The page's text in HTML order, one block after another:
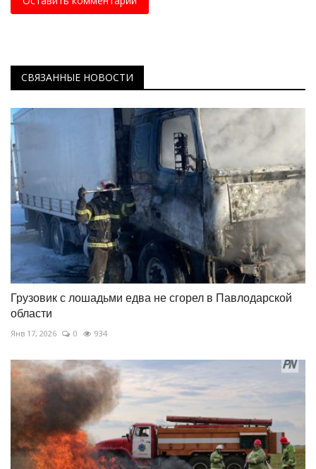
СВЯЗАННЫЕ НОВОСТИ
Грузовик с лошадьми едва не сгорел в Павлодарской
области
Янв 17, 2026 0 934